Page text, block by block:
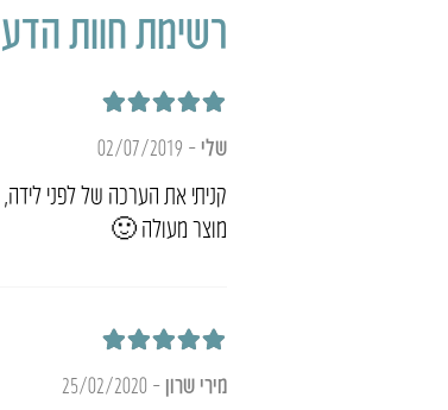
רשימת חוות
שלי –
02/07/2019
קניתי את הערכה של לפני
מוצר מעולה 🙂
מירי שרון –
25/02/2020